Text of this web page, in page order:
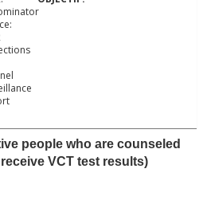
people who are counseled
VCT test results)